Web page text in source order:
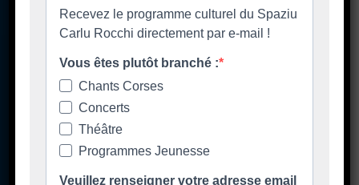
181 Strada di u Lancone
Piazza di l'Albore
Pè chjama ci - Contact
04 95 58 98 58
casacumuna@biguglia.corsica
Tenite vi à capu - Restez au courant